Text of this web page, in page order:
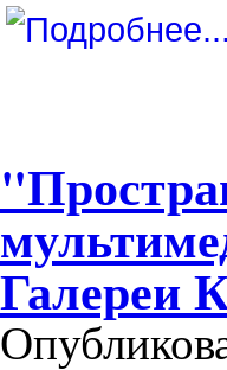
Галереи